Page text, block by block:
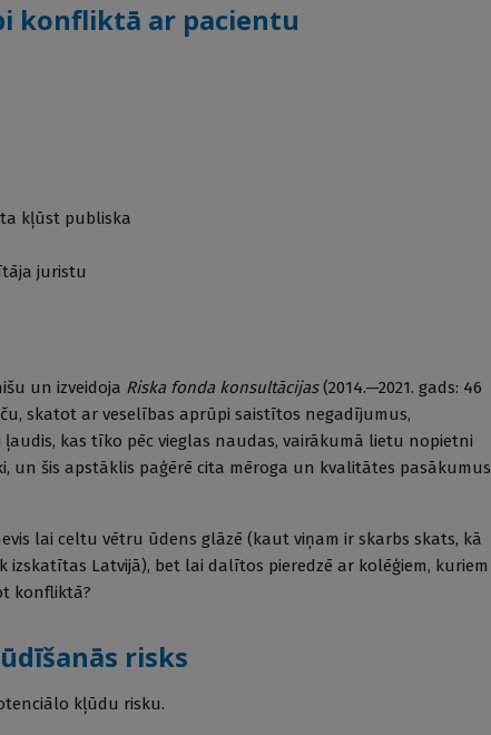
konfliktā ar pacientu
kļūst publiska
juristu
un izveidoja Riska fonda konsultācijas(2014.—2021. gads: 46
skatot ar veselības aprūpi saistītos negadījumus,
kas tīko pēc vieglas naudas, vairākumā lietu nopietni
un šis apstāklis paģērē cita mēroga un kvalitātes pasākumus
lai celtu vētru ūdens glāzē (kaut viņam ir skarbs skats, kā
Latvijā), bet lai dalītos pieredzē ar kolēģiem, kuriem
konfliktā?
risks
kļūdu risku.